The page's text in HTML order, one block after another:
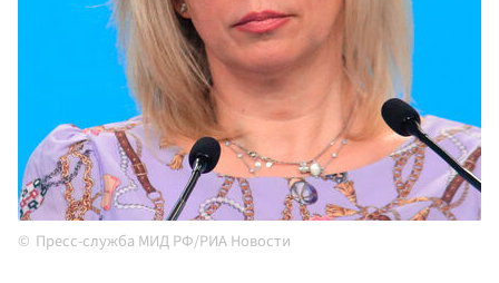
Пресс-служба МИД РФ/РИА Новости